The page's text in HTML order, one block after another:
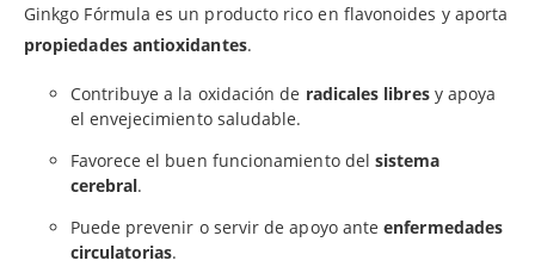
Ginkgo Fórmula es un producto rico en flavonoides y aporta
propiedades antioxidantes.
Contribuye a la oxidación de radicales libresy apoya
el envejecimiento saludable.
Favorece el buen funcionamiento delsistema
cerebral.
Puede prevenir o servir de apoyo anteenfermedades
circulatorias.